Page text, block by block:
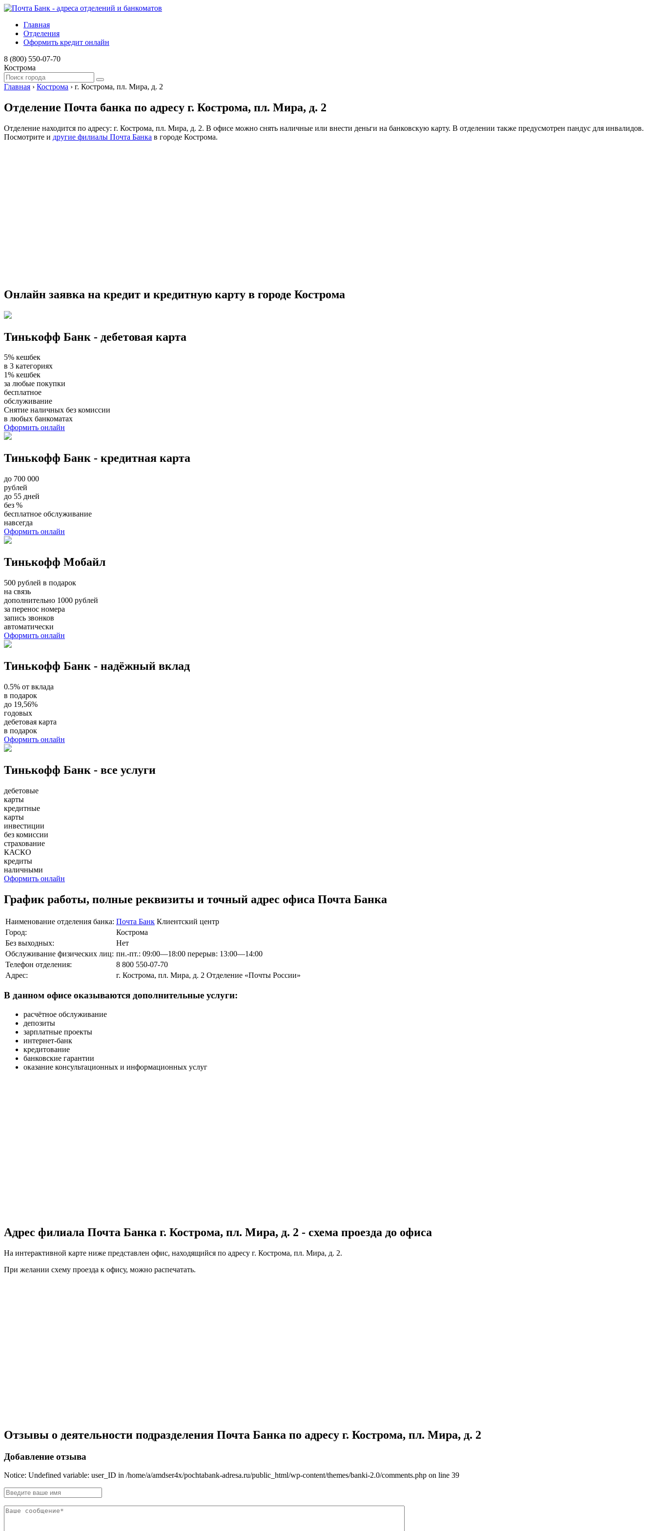
Главная
Отделения
Оформить кредит онлайн
8 (800) 550-07-70
Кострома
Главная › Кострома › г. Кострома, пл. Мира, д. 2
Отделение Почта банка по адресу г. Кострома, пл. Мира, д. 2
Отделение находится по адресу: г. Кострома, пл. Мира, д. 2. В офисе можно снять наличные или внести деньги на банковскую карту. В отделении также предусмотрен пандус для инвалидов.
Посмотрите и другие филиалы Почта Банка в городе Кострома.
Онлайн заявка на кредит и кредитную карту в городе Кострома
Тинькофф Банк - дебетовая карта
5% кешбек
в 3 категориях
1% кешбек
за любые покупки
бесплатное
обслуживание
Снятие наличных без комиссии
в любых банкоматах
Оформить онлайн
Тинькофф Банк - кредитная карта
до 700 000
рублей
до 55 дней
без %
бесплатное обслуживание
навсегда
Оформить онлайн
Тинькофф Мобайл
500 рублей в подарок
на связь
дополнительно 1000 рублей
за перенос номера
запись звонков
автоматически
Оформить онлайн
Тинькофф Банк - надёжный вклад
0.5% от вклада
в подарок
до 19,56%
годовых
дебетовая карта
в подарок
Оформить онлайн
Тинькофф Банк - все услуги
дебетовые
карты
кредитные
карты
инвестиции
без комиссии
страхование
КАСКО
кредиты
наличными
Оформить онлайн
График работы, полные реквизиты и точный адрес офиса Почта Банка
Наименование отделения банка: Почта Банк Клиентский центр
Город:
Кострома
Без выходных:
Нет
Обслуживание физических лиц: пн.-пт.: 09:00—18:00 перерыв: 13:00—14:00
Телефон отделения:
8 800 550-07-70
Адрес:
г. Кострома, пл. Мира, д. 2 Отделение «Почты России»
В данном офисе оказываются дополнительные услуги:
расчётное обслуживание
депозиты
зарплатные проекты
интернет-банк
кредитование
банковские гарантии
оказание консультационных и информационных услуг
Адрес филиала Почта Банка г. Кострома, пл. Мира, д. 2 - схема проезда до офиса
На интерактивной карте ниже представлен офис, находящийся по адресу г. Кострома, пл. Мира, д. 2.
При желании схему проезда к офису, можно распечатать.
Отзывы о деятельности подразделения Почта Банка по адресу г. Кострома, пл. Мира, д. 2
Добавление отзыва
Notice: Undefined variable: user_ID in /home/a/amdser4x/pochtabank-adresa.ru/public_html/wp-content/themes/banki-2.0/comments.php on line 39